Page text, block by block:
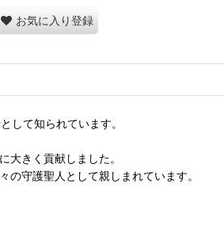
お気に入り登録
して知られています。
大きく貢献しました。
守護聖人として親しまれています。